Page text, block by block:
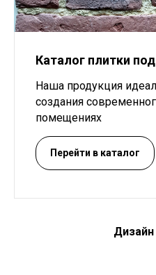
Каталог плитки
Наша продукция
создания
помещениях
Перейти в каталог